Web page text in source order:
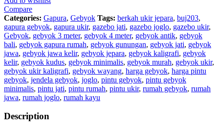
quantity
Compare
Categories: Gapura, Gebyok Tags: berkah ukir jepara, buj203,
gapura gebyok, gapura ukir, gazebo jati, gazebo joglo, gazebo ukir,
Gebyok, gebyok 3 meter, gebyok 4 meter, gebyok antik, gebyok
bali, gebyok gapura rumah, gebyok gunungan, gebyok jati, gebyok
jawa, gebyok jawa kelir, gebyok jepara, gebyok kaligrafi, gebyok
kelir, gebyok kudus, gebyok minimalis, gebyok murah, gebyok ukir,
gebyok ukir kaligrafi, gebyok wayang, harga gebyok, harga pintu
gebyok, jendela gebyok, joglo, pintu gebyok, pintu gebyok
minimalis, pintu jati, pintu rumah, pintu ukir, rumah gebyok, rumah
jawa, rumah joglo, rumah kayu
Description